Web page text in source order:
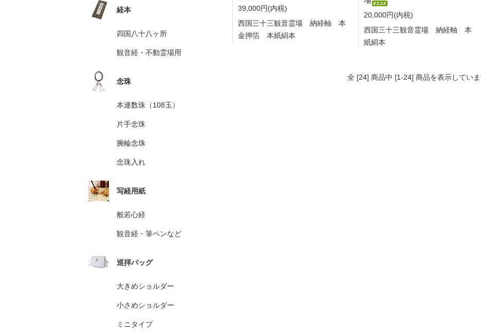
39,000円(内税)
西国三十三観音霊場 納経軸 本
金押箔 本紙絹本
20,000円(内税)
西国三十三観音霊場 納経軸 本
紙絹本
全 [24] 商品中 [1-24] 商品を表示してい
経本
四国八十八ヶ所
観音経・不動霊場用
念珠
本連数珠（108玉）
片手念珠
腕輪念珠
念珠入れ
写経用紙
般若心経
観音経・筆ペンなど
巡拝バッグ
大きめショルダー
小さめショルダー
ミニタイプ